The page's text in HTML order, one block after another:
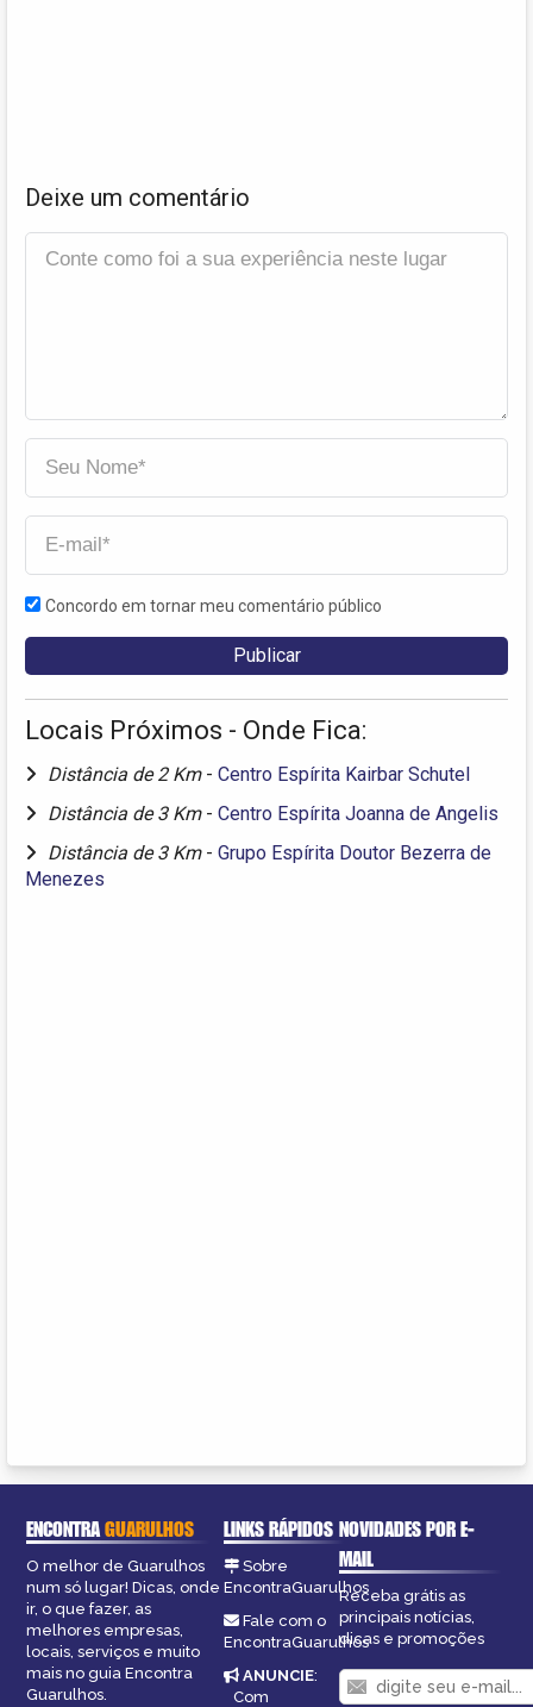
Deixe um comentário
Concordo em tornar meu comentário público
Locais Próximos - Onde Fica:
Distância de 2 Km - Centro Espírita Kairbar Schutel
Distância de 3 Km - Centro Espírita Joanna de Angelis
Distância de 3 Km - Grupo Espírita Doutor Bezerra de
Menezes
ENCONTRAGUARULHOS
O melhor de Guarulhos
num só lugar! Dicas, onde
ir, o que fazer, as
melhores empresas,
locais, serviços e muito
mais no guia Encontra
Guarulhos.
LINKS RÁPIDOS
Sobre
EncontraGuarulhos
Fale com o
EncontraGuarulhos
ANUNCIE:
Com
NOVIDADES POR E-
MAIL
Receba grátis as
principais notícias,
dicas e promoções